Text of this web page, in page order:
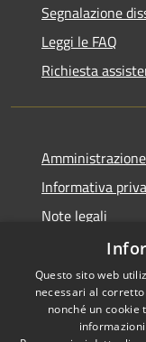
Segnalazione
Leggi le FAQ
Richiesta
Informativa
Note legali
Dichiarazione di
RSS
Questo sito web
necessari al
nonché un